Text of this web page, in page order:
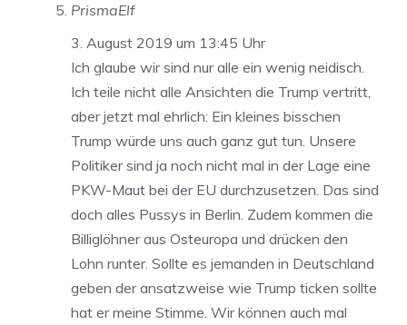
PrismaElf
3. August 2019 um 13:45 Uhr
Ich glaube wir sind nur alle ein wenig neidisch.
Ich teile nicht alle Ansichten die Trump vertritt,
aber jetzt mal ehrlich: Ein kleines bisschen
Trump würde uns auch ganz gut tun. Unsere
Politiker sind ja noch nicht mal in der Lage eine
PKW-Maut bei der EU durchzusetzen. Das sind
doch alles Pussys in Berlin. Zudem kommen die
Billiglöhner aus Osteuropa und drücken den
Lohn runter. Sollte es jemanden in Deutschland
geben der ansatzweise wie Trump ticken sollte
hat er meine Stimme. Wir können auch mal